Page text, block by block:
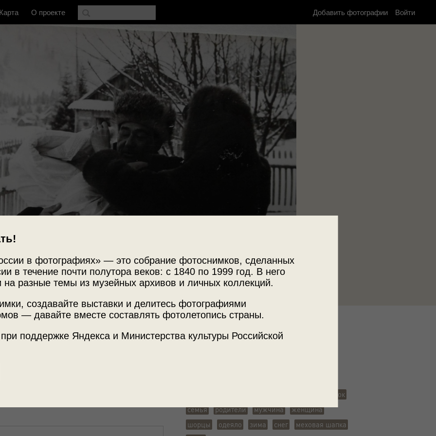
в фотографиях» — это собрание фотоснимков, сделанных
в течение почти полутора веков: с 1840 по 1999 год. В него
на разные темы из музейных архивов и личных коллекций.
создавайте выставки и делитесь фотографиями
— давайте вместе составлять фотолетопись страны.
поддержке Яндекса и Министерства культуры Российской
Карта О проекте Добавить фотографии Войти
Музей-заповедник «Томская Писаница»
ребенок
семья
родители мужчина
женщина
шорцы
одеяло зима снег
меховая шапка
свадебный обряд»